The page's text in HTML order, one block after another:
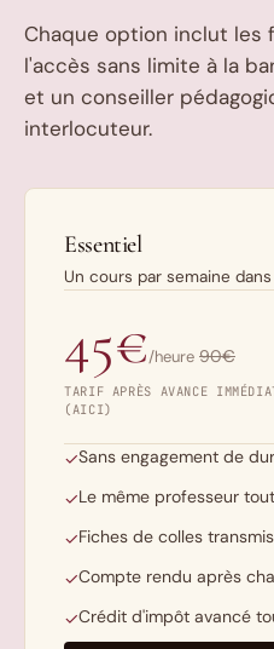
Chaque option inclut les
l'accès sans limite à la
et un conseiller
interlocuteur.
Essentiel
Un cours par semaine
45€/heure 90€
TARIF APRÈS AVANCE
(AICI)
✓Sans engagement de
✓Le même professeur
✓Fiches de colles
✓Compte rendu après
✓Crédit d'impôt avancé